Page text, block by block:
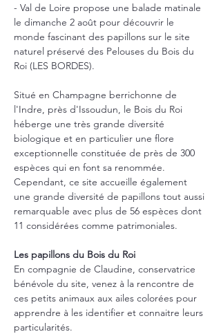
- Val de Loire propose une balade matinale
le dimanche 2 août pour découvrir le
monde fascinant des papillons sur le site
naturel préservé des Pelouses du Bois du
Roi (LES BORDES).
Situé en Champagne berrichonne de
l'Indre, près d'Issoudun, le Bois du Roi
héberge une très grande diversité
biologique et en particulier une flore
exceptionnelle constituée de près de 300
espèces qui en font sa renommée.
Cependant, ce site accueille également
une grande diversité de papillons tout aussi
remarquable avec plus de 56 espèces dont
11 considérées comme patrimoniales.
Les papillons du Bois du Roi
En compagnie de Claudine, conservatrice
bénévole du site, venez à la rencontre de
ces petits animaux aux ailes colorées pour
apprendre à les identifier et connaitre leurs
particularités.